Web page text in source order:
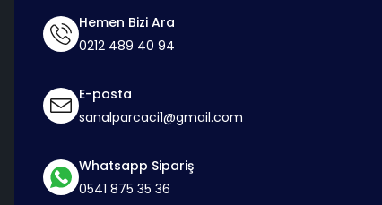
Hemen Bizi Ara
0212 489 40 94
E-posta
sanalparcaci1@gmail.com
Whatsapp Sipariş
0541 875 35 36